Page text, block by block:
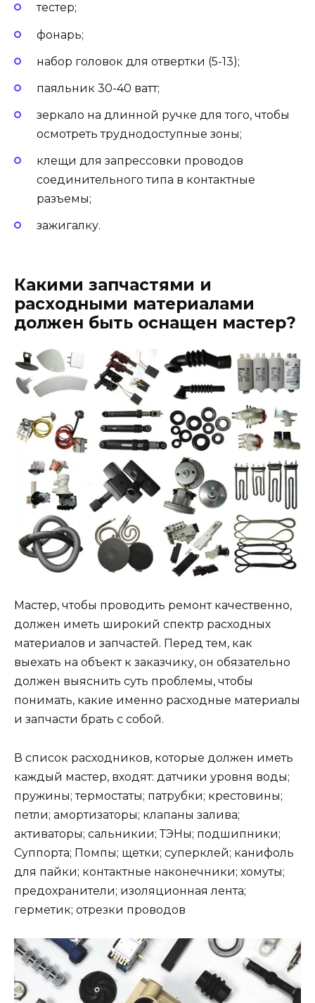
тестер;
фонарь;
набор головок для отвертки (5-13);
паяльник 30-40 ватт;
зеркало на длинной ручке для того, чтобы
осмотреть труднодоступные зоны;
клещи для запрессовки проводов
соединительного типа в контактные
разъемы;
зажигалку.
Какими запчастями и
расходными материалами
должен быть оснащен мастер?
Мастер, чтобы проводить ремонт качественно,
должен иметь широкий спектр расходных
материалов и запчастей. Перед тем, как
выехать на объект к заказчику, он обязательно
должен выяснить суть проблемы, чтобы
понимать, какие именно расходные материалы
и запчасти брать с собой.
В список расходников, которые должен иметь
каждый мастер, входят: датчики уровня воды;
пружины; термостаты; патрубки; крестовины;
петли; амортизаторы; клапаны залива;
активаторы; сальникии; ТЭНы; подшипники;
Суппорта; Помпы; щетки; суперклей; канифоль
для пайки; контактные наконечники; хомуты;
предохранители; изоляционная лента;
герметик; отрезки проводов